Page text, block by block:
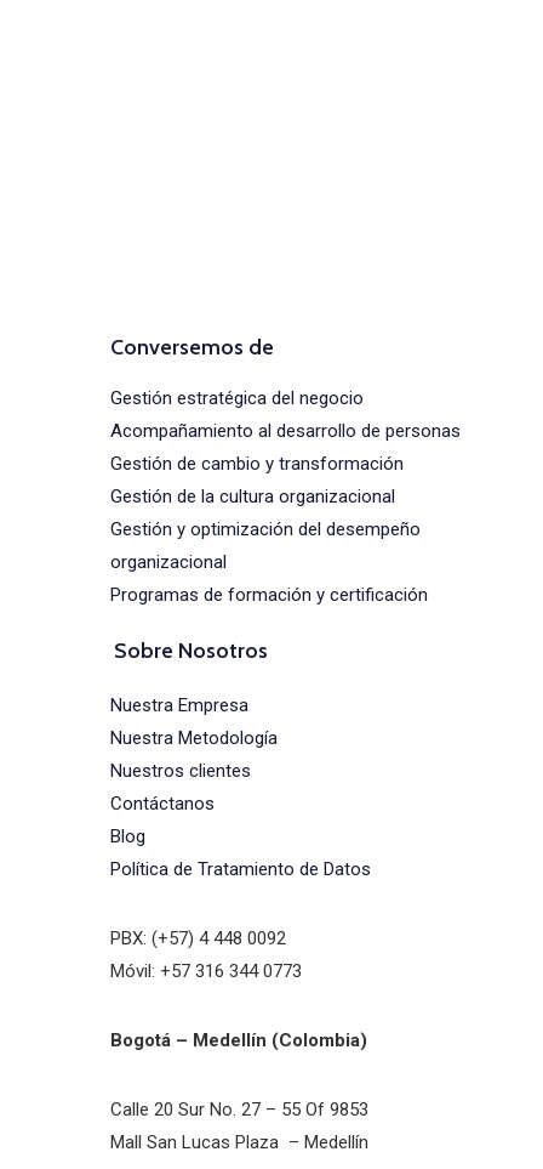
Conversemos de
Gestión estratégica del negocio
Acompañamiento al desarrollo de personas
Gestión de cambio y transformación
Gestión de la cultura organizacional
Gestión y optimización del desempeño
organizacional
Programas de formación y certificación
Sobre Nosotros
Nuestra Empresa
Nuestra Metodología
Nuestros clientes
Contáctanos
Blog
Política de Tratamiento de Datos
PBX: (+57) 4 448 0092
Móvil: +57 316 344 0773
Bogotá – Medellín (Colombia)
Calle 20 Sur No. 27 – 55 Of 9853
Mall San Lucas Plaza – Medellín